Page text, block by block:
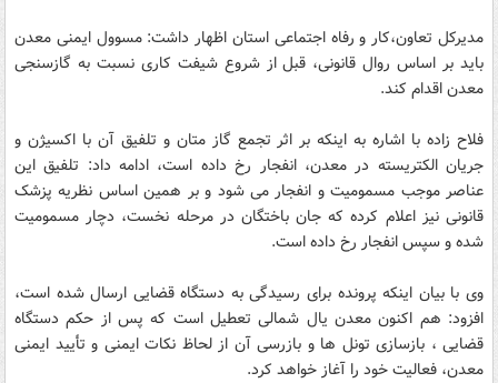
مدیرکل تعاون،کار و رفاه اجتماعی استان اظهار داشت: مسوول ایمنی معدن
باید بر اساس روال قانونی، قبل از شروع شیفت کاری نسبت به گازسنجی
معدن اقدام کند.
فلاح زاده با اشاره به اینکه بر اثر تجمع گاز متان و تلفیق آن با اکسیژن و
جریان الکتریسته در معدن، انفجار رخ داده است، ادامه داد: تلفیق این
عناصر موجب مسمومیت و انفجار می شود و بر همین اساس نظریه پزشک
قانونی نیز اعلام کرده که جان باختگان در مرحله نخست، دچار مسمومیت
شده و سپس انفجار رخ داده است.
وی با بیان اینکه پرونده برای رسیدگی به دستگاه قضایی ارسال شده است،
افزود: هم اکنون معدن یال شمالی تعطیل است که پس از حکم دستگاه
قضایی ، بازسازی تونل ها و بازرسی آن از لحاظ نکات ایمنی و تأیید ایمنی
معدن، فعالیت خود را آغاز خواهد کرد.